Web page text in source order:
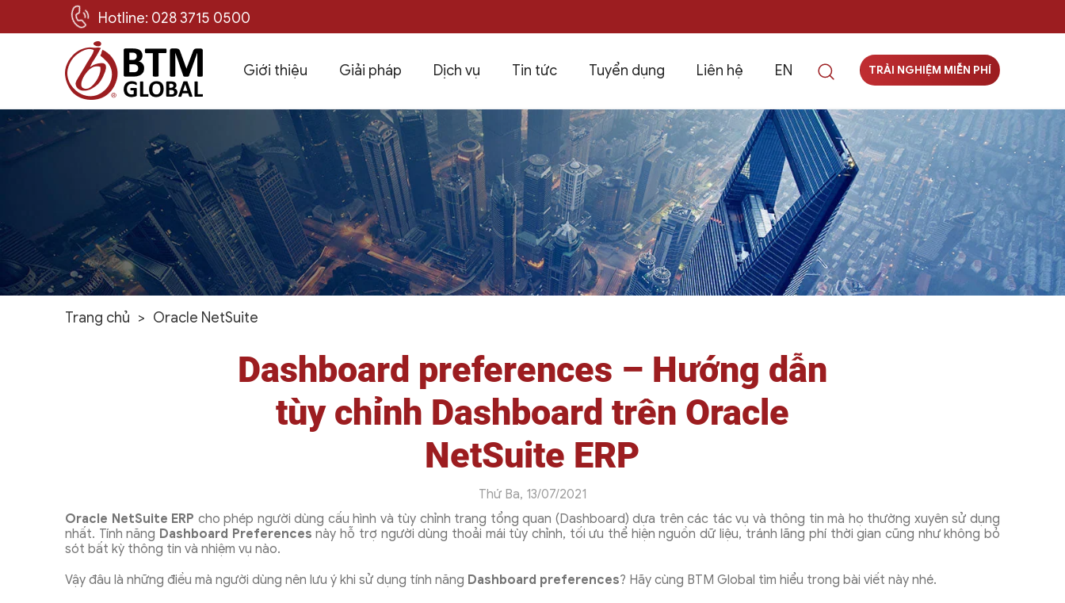
Hotline: 028 3715 0500
Skip
Giới thiệu Giải pháp Dịch vụ Tin tức Tuyển dụng Liên hệ EN TRẢI NGHIỆM MIỄN PHÍ
Trang chủ > Oracle NetSuite
Dashboard preferences – Hướng dẫn
tùy chỉnh Dashboard trên Oracle
NetSuite ERP
Thứ Ba, 13/07/2021
Oracle NetSuite ERP cho phép người dùng cấu hình và tùy chỉnh trang tổng quan (Dashboard) dựa trên các tác vụ và thông tin mà họ thường xuyên sử dụng
nhất. Tính năng Dashboard Preferences này hỗ trợ người dùng thoải mái tùy chỉnh, tối ưu thể hiện nguồn dữ liệu, tránh lãng phí thời gian cũng như không bỏ
sót bất kỳ thông tin và nhiệm vụ nào.
Vậy đâu là những điều mà người dùng nên lưu ý khi sử dụng tính năng Dashboard preferences? Hãy cùng BTM Global tìm hiểu trong bài viết này nhé.